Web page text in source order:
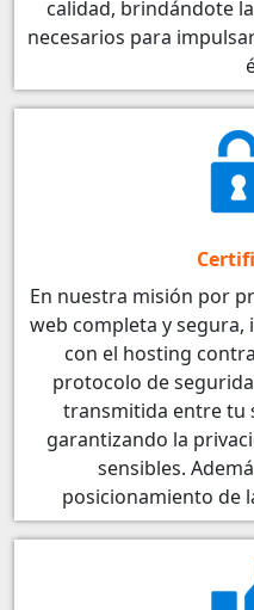
calidad, brindándote
necesarios para
En nuestra misión por
web completa y segura,
con el hosting
protocolo de
transmitida entre tu
garantizando la
sensibles.
posicionamiento de